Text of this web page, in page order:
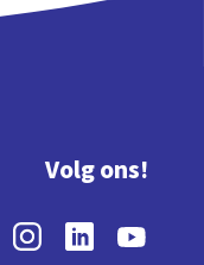
Volg ons!